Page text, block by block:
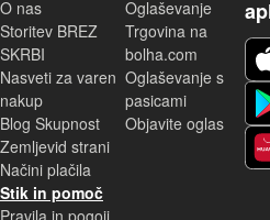
O nas
Storitev BREZ
SKRBI
Nasveti za varen
nakup
Blog Skupnost
Zemljevid strani
Načini plačila
Stik in pomoč
Pravila in pogoji
Oglaševanje
Trgovina na
bolha.com
Oglaševanje s
pasicami
Objavite oglas